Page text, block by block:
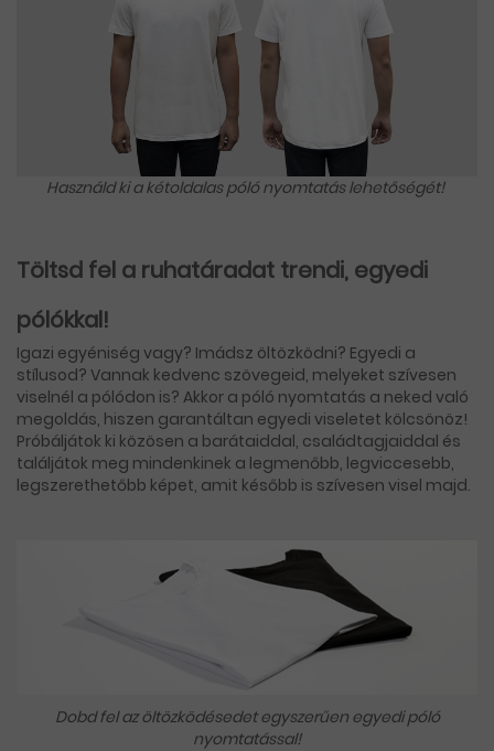
Használd ki a kétoldalas póló nyomtatás lehetőségét!
Töltsd fel a ruhatáradat trendi, egyedi
pólókkal!
Igazi egyéniség vagy? Imádsz öltözködni? Egyedi a
stílusod? Vannak kedvenc szövegeid, melyeket szívesen
viselnél a pólódon is? Akkor a póló nyomtatás a neked való
megoldás, hiszen garantáltan egyedi viseletet kölcsönöz!
Próbáljátok ki közösen a barátaiddal, családtagjaiddal és
találjátok meg mindenkinek a legmenőbb, legviccesebb,
legszerethetőbb képet, amit később is szívesen visel majd.
Dobd fel az öltözködésedet egyszerűen egyedi póló
nyomtatással!